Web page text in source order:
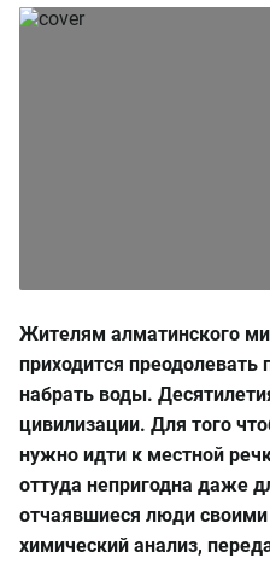
Жителям алматинского
приходится преодолевать
набрать воды.
цивилизации. Для того
нужно идти к местной
оттуда непригодна даже
отчаявшиеся люди
химический анализ,